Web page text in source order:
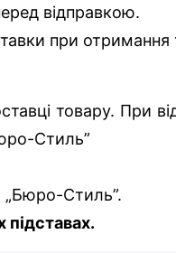
відправкою.
при отримання
товару. При
Стиль”
„Бюро-Стиль”.